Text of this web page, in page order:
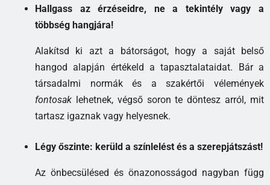
Hallgass az érzéseidre, ne a tekintély vagy a
többség hangjára!
Alakítsd ki azt a bátorságot, hogy a saját belső
hangod alapján értékeld a tapasztalataidat. Bár a
társadalmi normák és a szakértői vélemények
fontosak lehetnek, végső soron te döntesz arról, mit
tartasz igaznak vagy helyesnek.
Légy őszinte: kerüld a színlelést és a szerepjátszást!
Az önbecsülésed és önazonosságod nagyban függ